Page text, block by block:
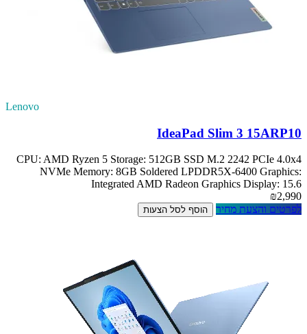
Lenovo
IdeaPad Slim 3 15ARP10
CPU: AMD Ryzen 5 Storage: 512GB SSD M.2 2242 PCIe 4.0x4
NVMe Memory: 8GB Soldered LPDDR5X-6400 Graphics:
Integrated AMD Radeon Graphics Display: 15.6
₪2,990
לפרטים והצעת מחיר
הוסף לסל הצעות